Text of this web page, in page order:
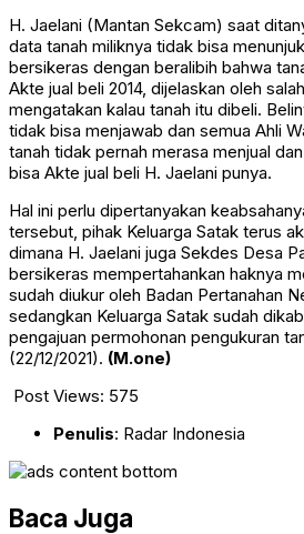
H. Jaelani (Mantan Sekcam) saat
data tanah miliknya tidak bisa
bersikeras dengan beralibih bahwa
Akte jual beli 2014, dijelaskan oleh
mengatakan kalau tanah itu dibeli.
tidak bisa menjawab dan semua Ahli
tanah tidak pernah merasa menjual
bisa Akte jual beli H. Jaelani punya.
Hal ini perlu dipertanyakan
tersebut, pihak Keluarga Satak terus
dimana H. Jaelani juga Sekdes Desa
bersikeras mempertahankan haknya
sudah diukur oleh Badan Pertanahan
sedangkan Keluarga Satak sudah
pengajuan permohonan pengukuran
(22/12/2021). (M.one)
Post Views: 575
Penulis: Radar Indonesia
Baca Juga